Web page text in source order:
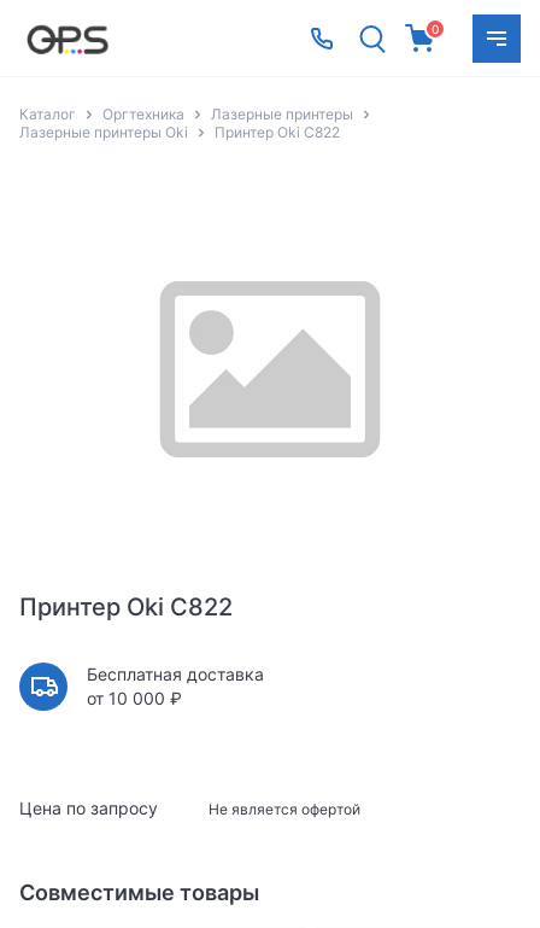
0
Каталог Оргтехника
Лазерные принтеры
Лазерные принтеры Oki
Принтер Oki C822
Принтер Oki C822
Бесплатная доставка
от 10 000 ₽
Цена по запросу Не является офертой
Совместимые товары